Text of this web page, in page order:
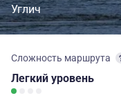
Углич
Сложность маршрута
Легкий уровень